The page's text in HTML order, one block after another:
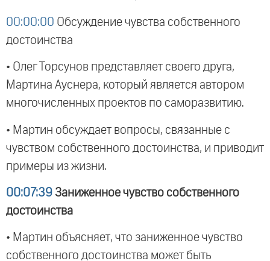
00:00:00 Обсуждение чувства собственного
достоинства
• Олег Торсунов представляет своего друга,
Мартина Ауснера, который является автором
многочисленных проектов по саморазвитию.
• Мартин обсуждает вопросы, связанные с
чувством собственного достоинства, и приводит
примеры из жизни.
00:07:39 Заниженное чувство собственного
достоинства
• Мартин объясняет, что заниженное чувство
собственного достоинства может быть